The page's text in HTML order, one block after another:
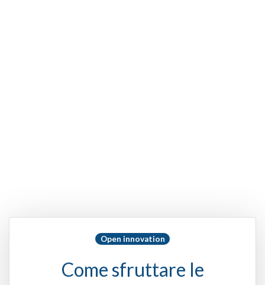
Open innovation
Come sfruttare le